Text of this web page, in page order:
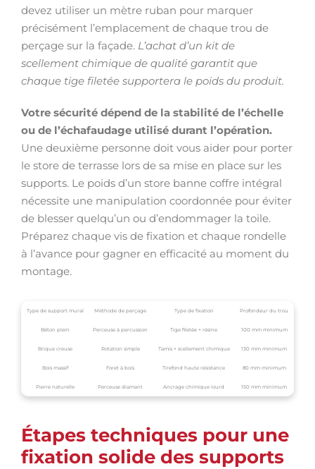
devez utiliser un mètre ruban pour marquer
précisément l’emplacement de chaque trou de
perçage sur la façade. L’achat d’un kit de
scellement chimique de qualité garantit que
chaque tige filetée supportera le poids du produit.
Votre sécurité dépend de la stabilité de l’échelle
ou de l’échafaudage utilisé durant l’opération.
Une deuxième personne doit vous aider pour porter
le store de terrasse lors de sa mise en place sur les
supports. Le poids d’un store banne coffre intégral
nécessite une manipulation coordonnée pour éviter
de blesser quelqu’un ou d’endommager la toile.
Préparez chaque vis de fixation et chaque rondelle
à l’avance pour gagner en efficacité au moment du
montage.
Type de support mural Méthode de perçage Type de fixation Profondeur du trou
Béton plein Perceuse à percussion Tige filetée + résine 100 mm minimum
Brique creuse Rotation simple Tamis + scellement chimique 130 mm minimum
Bois massif Foret à bois Tirefond haute résistance 80 mm minimum
Pierre naturelle Perceuse diamant Ancrage chimique lourd 150 mm minimum
Étapes techniques pour une
fixation solide des supports